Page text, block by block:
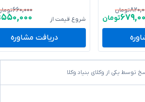
تومان
تومان شروع قیمت از
۶۶۰,۰۰۰
۵۵۰,۰۰۰
دریافت مشاوره
توسط یکی از وکلای بنیاد وکلا